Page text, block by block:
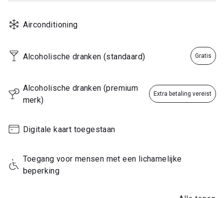
Thursday
Friday 00:00 - 23:59
Sunday 00:00 - 23:59
Airconditioning
Alcoholische dranken (standaard) Gratis
Alcoholische dranken (premium
merk)
Extra betaling vereist
Digitale kaart toegestaan
Toegang voor mensen met een lichamelijke
beperking